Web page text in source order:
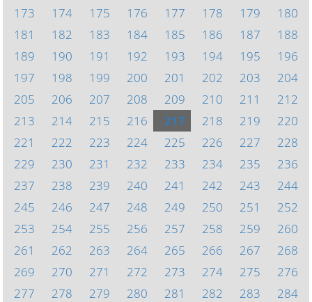
173
174 175 176 177 178 179
180
181
182 183 184 185 186 187
188
189
190 191 192 193 194 195
196
197
198 199 200 201 202 203
204
205
206 207 208 209 210 211
212
213
214 215 216 217 218 219
220
221
222 223 224 225 226 227
228
229
230 231 232 233 234 235
236
237
238 239 240 241 242 243
244
245
246 247 248 249 250 251
252
253
254 255 256 257 258 259
260
261
262 263 264 265 266 267
268
269
270 271 272 273 274 275
276
277
278 279 280 281 282 283
284